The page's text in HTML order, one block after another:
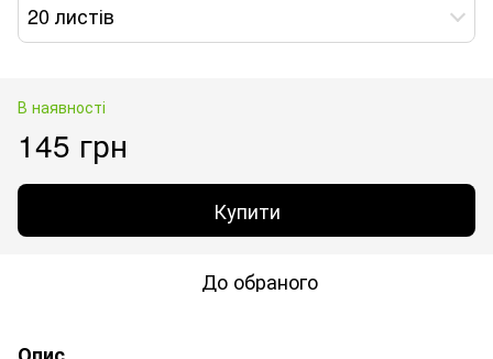
20 листів
В наявності
145 грн
Купити
До обраного